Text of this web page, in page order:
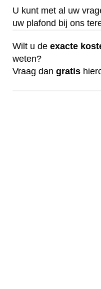
U kunt met al uw
uw plafond bij ons
Wilt u de exacte
weten?
Vraag dan gratis